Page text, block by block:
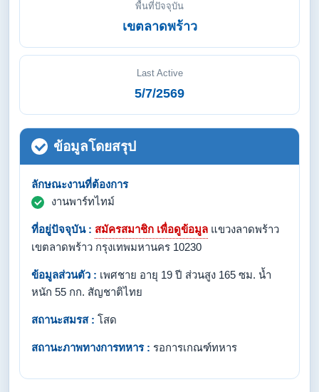
พื้นที่ปัจจุบัน
เขตลาดพร้าว
Last Active
5/7/2569
ข้อมูลโดยสรุป
ลักษณะงานที่ต้องการ
งานพาร์ทไทม์
ที่อยู่ปัจจุบัน : สมัครสมาชิก เพื่อดูข้อมูล แขวงลาดพร้าว
เขตลาดพร้าว กรุงเทพมหานคร 10230
ข้อมูลส่วนตัว : เพศชาย อายุ 19 ปี ส่วนสูง 165 ซม. น้ำ
หนัก 55 กก. สัญชาติไทย
สถานะสมรส : โสด
สถานะภาพทางการทหาร : รอการเกณฑ์ทหาร